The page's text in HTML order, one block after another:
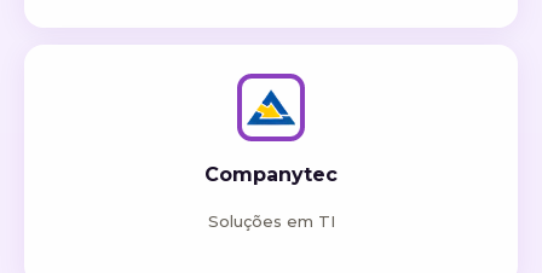
Companytec
Soluções em TI